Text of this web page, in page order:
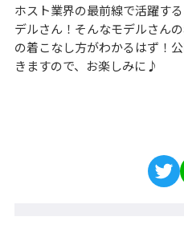
ホスト業界の最前線で活躍す
デルさん！そんなモデルさん
の着こなし方がわかるはず！
きますので、お楽しみに♪